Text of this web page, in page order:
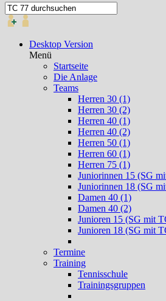
Desktop Version
Menü
Startseite
Die Anlage
Teams
Herren 30 (1)
Herren 30 (2)
Herren 40 (1)
Herren 40 (2)
Herren 50 (1)
Herren 60 (1)
Herren 75 (1)
Juniorinnen 15 (SG
Juniorinnen 18 (SG
Damen 40 (1)
Damen 40 (2)
Junioren 15 (SG mit
Junioren 18 (SG mit
Termine
Training
Tennisschule
Trainingsgruppen